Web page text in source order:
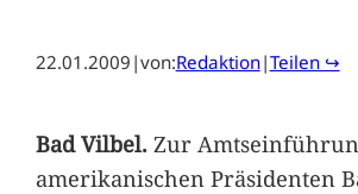
22.01.2009 |von:Redaktion|Teilen ↪
Bad Vilbel.Zur
amerikanischen Präsidenten